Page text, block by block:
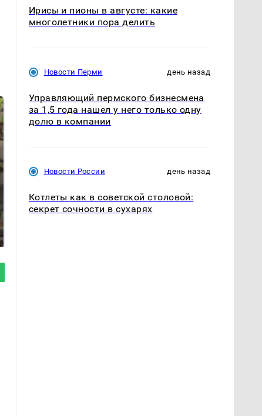
В ОАЭ произошло
Ирисы и пионы в августе: какие
многолетники пора делить
Новости Перми день назад
Управляющий пермского бизнесмена
за 1,5 года нашел у него только одну
долю в компании
Новости России день назад
Котлеты как в советской столовой:
секрет сочности в сухарях